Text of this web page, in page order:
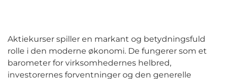
Aktiekurser spiller en markant og betydningsfuld
rolle i den moderne økonomi. De fungerer som et
barometer for virksomhedernes helbred,
investorernes forventninger og den generelle